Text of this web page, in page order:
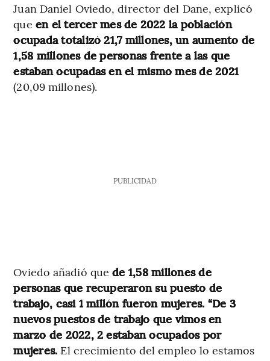
Juan Daniel Oviedo, director del Dane, explicó
que en el tercer mes de 2022 la población
ocupada totalizó 21,7 millones, un aumento de
1,58 millones de personas frente a las que
estaban ocupadas en el mismo mes de 2021
(20,09 millones).
PUBLICIDAD
Oviedo añadió quede 1,58 millones de
personas que recuperaron su puesto de
trabajo, casi 1 millón fueron mujeres. “De 3
nuevos puestos de trabajo que vimos en
marzo de 2022, 2 estaban ocupados por
mujeres. El crecimiento del empleo lo estamos